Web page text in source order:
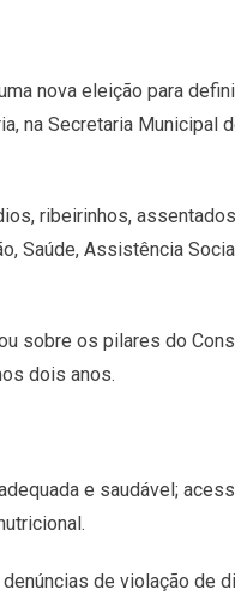
nova eleição para
na Secretaria Municipal
ribeirinhos,
Saúde, Assistência
sobre os pilares do
dois anos.
e saudável;
de violação de